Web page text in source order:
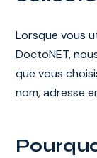
Lorsque vous
DoctoNET,
que vous
nom, adresse